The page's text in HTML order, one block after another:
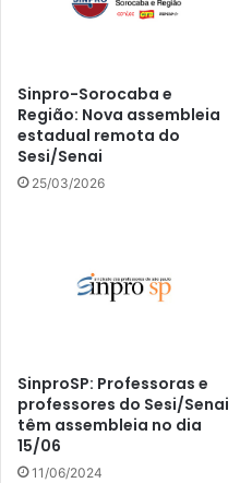
Sinpro-Sorocaba e
Região: Nova assembleia
estadual remota do
Sesi/Senai
25/03/2026
SinproSP: Professoras e
professores do Sesi/Senai
têm assembleia no dia
15/06
11/06/2024